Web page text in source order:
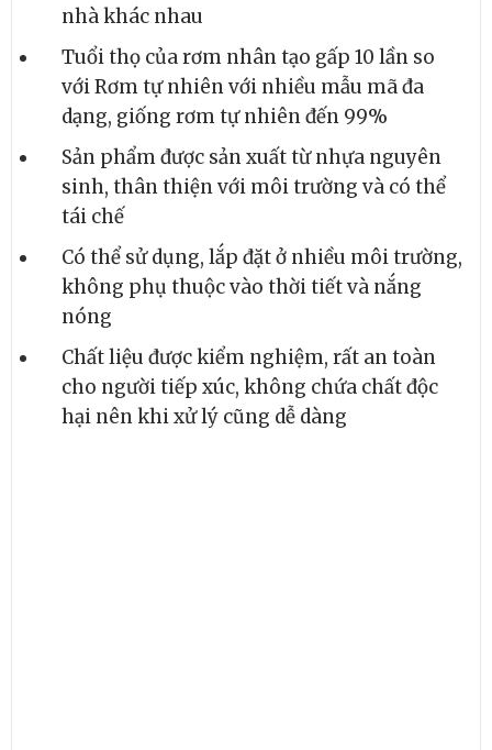
nhà khác nhau
Tuổi thọ của rơm nhân tạo gấp 10 lần so
với Rơm tự nhiên với nhiều mẫu mã đa
dạng, giống rơm tự nhiên đến 99%
Sản phẩm được sản xuất từ nhựa nguyên
sinh, thân thiện với môi trường và có thể
tái chế
Có thể sử dụng, lắp đặt ở nhiều môi trường,
không phụ thuộc vào thời tiết và nắng
nóng
Chất liệu được kiểm nghiệm, rất an toàn
cho người tiếp xúc, không chứa chất độc
hại nên khi xử lý cũng dễ dàng